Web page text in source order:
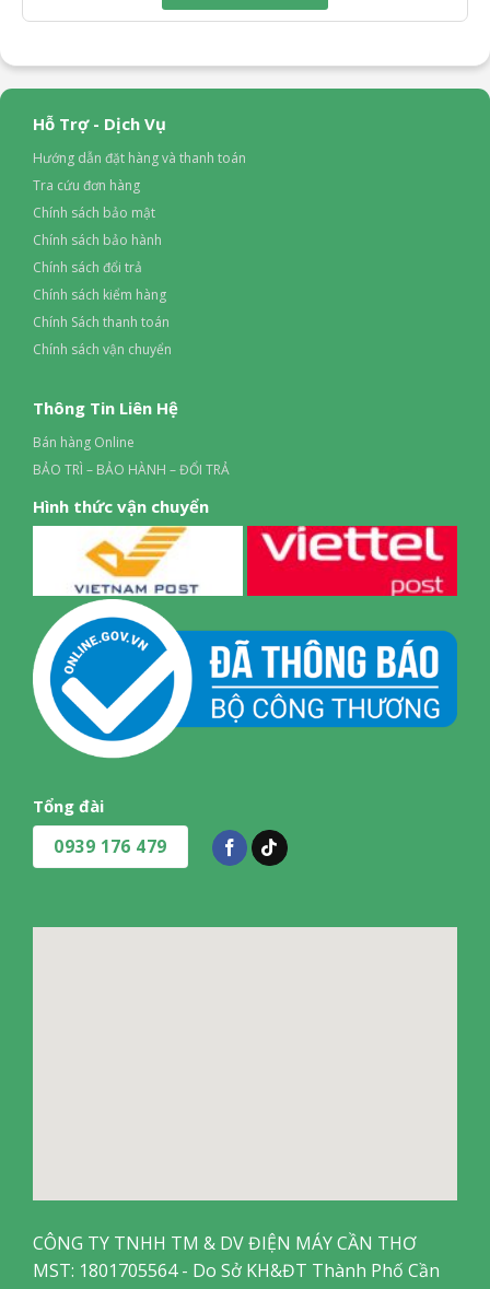
Hỗ Trợ - Dịch Vụ
Hướng dẫn đặt hàng và thanh toán
Tra cứu đơn hàng
Chính sách bảo mật
Chính sách bảo hành
Chính sách đổi trả
Chính sách kiểm hàng
Chính Sách thanh toán
Chính sách vận chuyển
Thông Tin Liên Hệ
Bán hàng Online
BẢO TRÌ – BẢO HÀNH – ĐỔI TRẢ
Hình thức vận chuyển
Tổng đài
0939 176 479
CÔNG TY TNHH TM & DV ĐIỆN MÁY CẦN THƠ
MST: 1801705564 - Do Sở KH&ĐT Thành Phố Cần